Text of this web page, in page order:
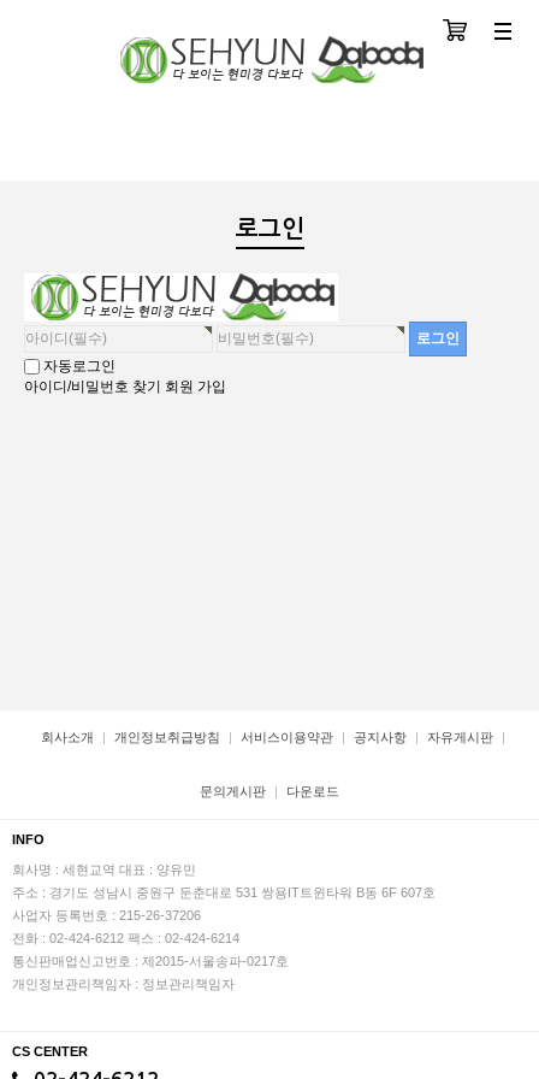
분류
로그인
자동로그인
아이디/비밀번호 찾기
회원 가입
회사소개 개인정보취급방침 서비스이용약관 공지사항 자유게시판
문의게시판 다운로드
INFO
회사명 : 세현교역 대표 : 양유민
주소 : 경기도 성남시 중원구 둔춘대로 531 쌍용IT트윈타워 B동 6F 607호
사업자 등록번호 : 215-26-37206
전화 : 02-424-6212 팩스 : 02-424-6214
통신판매업신고번호 : 제2015-서울송파-0217호
개인정보관리책임자 : 정보관리책임자
CS CENTER